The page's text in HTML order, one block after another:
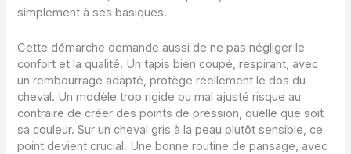
simplement à ses basiques.
Cette démarche demande aussi de ne pas négliger le
confort et la qualité. Un tapis bien coupé, respirant, avec
un rembourrage adapté, protège réellement le dos du
cheval. Un modèle trop rigide ou mal ajusté risque au
contraire de créer des points de pression, quelle que soit
sa couleur. Sur un cheval gris à la peau plutôt sensible, ce
point devient crucial. Une bonne routine de pansage, avec